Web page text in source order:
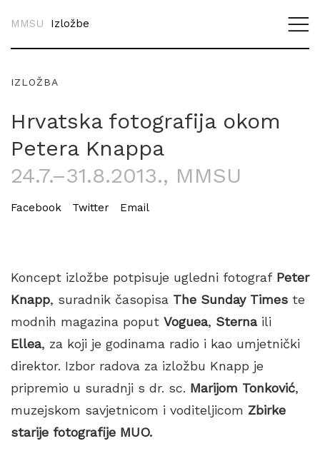
MMSU Izložbe
IZLOŽBA
Hrvatska fotografija okom
Petera Knappa
24.7.–31.8.2013., MMSU
Facebook Twitter Email
Koncept izložbe potpisuje ugledni fotograf Peter
Knapp, suradnik časopisa The Sunday Times te
modnih magazina poput Voguea, Sternaili
Ellea, za koji je godinama radio i kao umjetnički
direktor. Izbor radova za izložbu Knapp je
pripremio u suradnji s dr. sc. Marijom Tonković,
muzejskom savjetnicom i voditeljicom Zbirke
starije fotografije MUO.